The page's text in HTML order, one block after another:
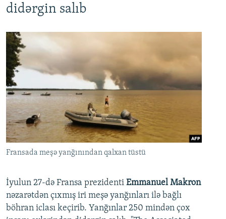
didərgin salıb
Fransada meşə yanğınından qalxan tüstü
İyulun 27-də Fransa prezidenti Emmanuel Makron
nəzarətdən çıxmış iri meşə yanğınları ilə bağlı
böhran iclası keçirib. Yanğınlar 250 mindən çox